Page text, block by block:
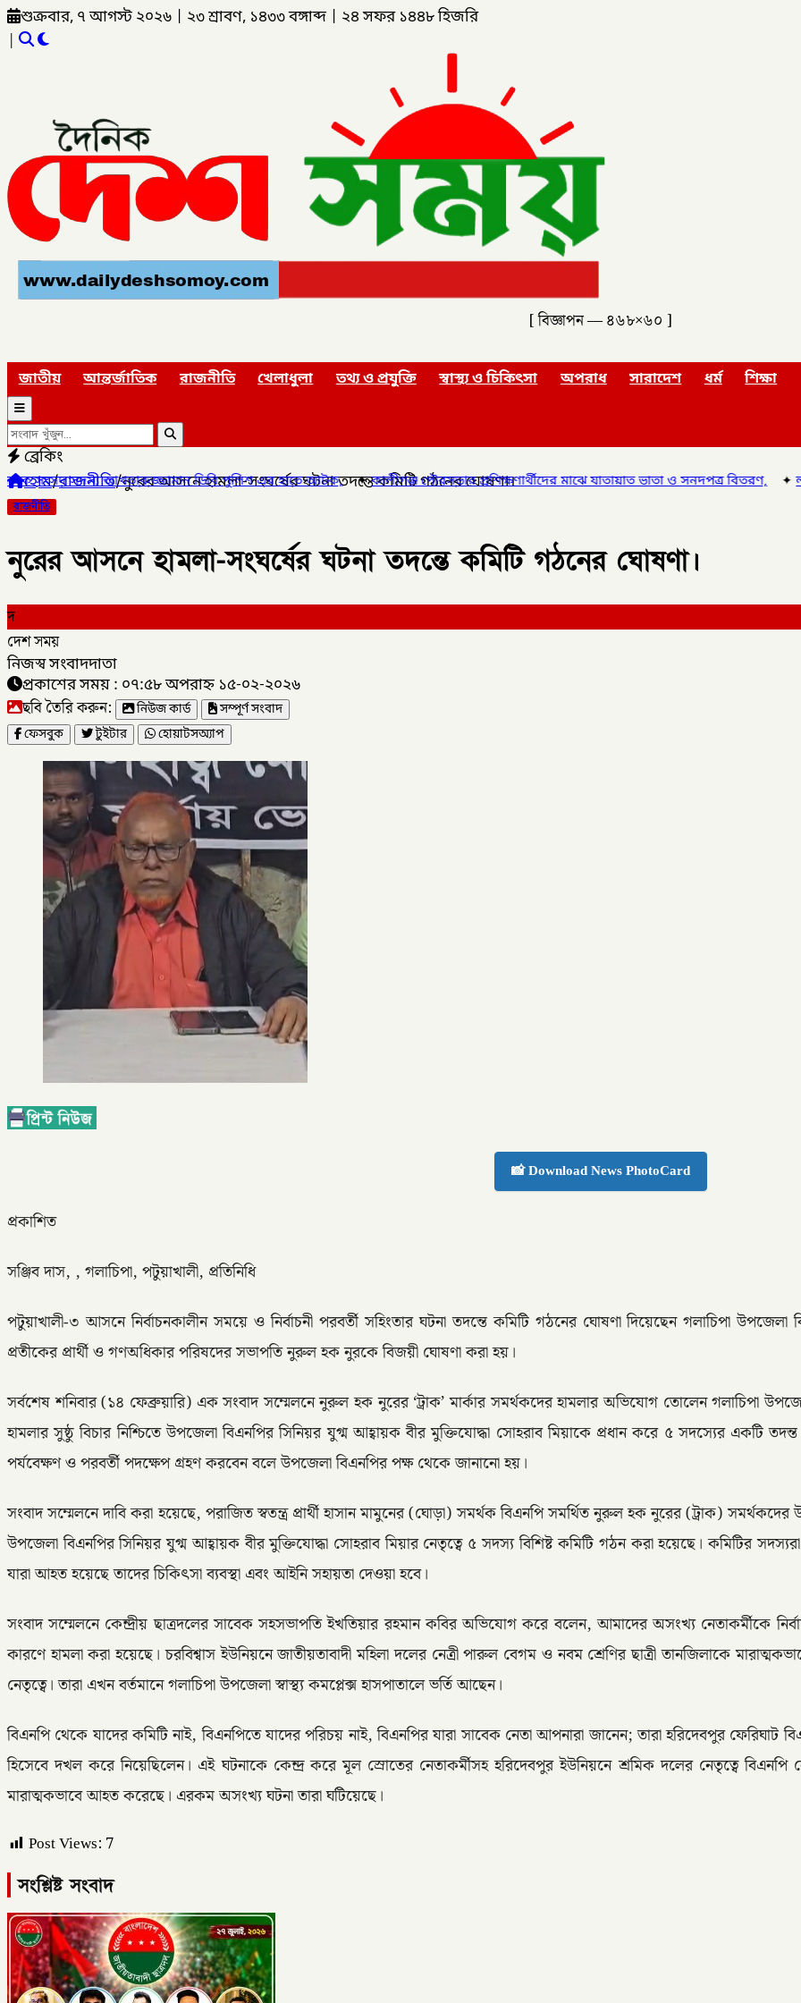
শুক্রবার, ৭ আগস্ট ২০২৬ ২৩ শ্রাবণ, ১৪৩৩ বঙ্গাব্দ ২৪ সফর ১৪৪৮ হিজরি
|
[ বিজ্ঞাপন — ৪৬৮×৬০ ]
জাতীয় আন্তর্জাতিক রাজনীতি খেলাধুলা তথ্য ও প্রযুক্তি স্বাস্থ্য ও চিকিৎসা অপরাধ সারাদেশ ধর্ম শিক্ষা
ব্রেকিং
ডিবি পুলিশ এর হাতে আটক,✦কালীগঞ্জ পৌরসভার প্রশিক্ষণার্থীদের মাঝে যাতায়াত ভাতা ও সনদপত্র বিতরণ,✦লালমনিরহাটে
হোম/রাজনীতি/নুরের আসনে হামলা-সংঘর্ষের ঘটনা তদন্তে কমিটি গঠনের ঘোষণা।
রাজনীতি
নুরের আসনে হামলা-সংঘর্ষের ঘটনা তদন্তে কমিটি গঠনের ঘোষণা।
দ
দেশ সময়
নিজস্ব সংবাদদাতা
প্রকাশের সময় : ০৭:৫৮ অপরাহ্ন ১৫-০২-২০২৬
ছবি তৈরি করুন: নিউজ কার্ড
সম্পূর্ণ সংবাদ
ফেসবুক
টুইটার হোয়াটসঅ্যাপ
📸 Download News PhotoCard
প্রকাশিত
সঞ্জিব দাস, , গলাচিপা, পটুয়াখালী, প্রতিনিধি
পটুয়াখালী-৩ আসনে নির্বাচনকালীন সময়ে ও নির্বাচনী পরবর্তী সহিংতার ঘটনা তদন্তে কমিটি গঠনের ঘোষণা দিয়েছেন গলাচিপা
প্রতীকের প্রার্থী ও গণঅধিকার পরিষদের সভাপতি নুরুল হক নুরকে বিজয়ী ঘোষণা করা হয়।
সর্বশেষ শনিবার (১৪ ফেব্রুয়ারি) এক সংবাদ সম্মেলনে নুরুল হক নুরের ‘ট্রাক’ মার্কার সমর্থকদের হামলার অভিযোগ তোলেন গলাচিপা
হামলার সুষ্ঠু বিচার নিশ্চিতে উপজেলা বিএনপির সিনিয়র যুগ্ম আহ্বায়ক বীর মুক্তিযোদ্ধা সোহরাব মিয়াকে প্রধান করে ৫ সদস্যের একটি
পর্যবেক্ষণ ও পরবর্তী পদক্ষেপ গ্রহণ করবেন বলে উপজেলা বিএনপির পক্ষ থেকে জানানো হয়।
সংবাদ সম্মেলনে দাবি করা হয়েছে, পরাজিত স্বতন্ত্র প্রার্থী হাসান মামুনের (ঘোড়া) সমর্থক বিএনপি সমর্থিত নুরুল হক নুরের (ট্রাক) সমর্থকদের
উপজেলা বিএনপির সিনিয়র যুগ্ম আহ্বায়ক বীর মুক্তিযোদ্ধা সোহরাব মিয়ার নেতৃত্বে ৫ সদস্য বিশিষ্ট কমিটি গঠন করা হয়েছে। কমিটির
যারা আহত হয়েছে তাদের চিকিৎসা ব্যবস্থা এবং আইনি সহায়তা দেওয়া হবে।
সংবাদ সম্মেলনে কেন্দ্রীয় ছাত্রদলের সাবেক সহসভাপতি ইখতিয়ার রহমান কবির অভিযোগ করে বলেন, আমাদের অসংখ্য নেতাকর্মীকে
কারণে হামলা করা হয়েছে। চরবিশ্বাস ইউনিয়নে জাতীয়তাবাদী মহিলা দলের নেত্রী পারুল বেগম ও নবম শ্রেণির ছাত্রী তানজিলাকে
নেতৃত্বে। তারা এখন বর্তমানে গলাচিপা উপজেলা স্বাস্থ্য কমপ্লেক্স হাসপাতালে ভর্তি আছেন।
বিএনপি থেকে যাদের কমিটি নাই, বিএনপিতে যাদের পরিচয় নাই, বিএনপির যারা সাবেক নেতা আপনারা জানেন; তারা হরিদেবপুর ফেরিঘাট
হিসেবে দখল করে নিয়েছিলেন। এই ঘটনাকে কেন্দ্র করে মূল স্রোতের নেতাকর্মীসহ হরিদেবপুর ইউনিয়নে শ্রমিক দলের নেতৃত্বে বিএনপি
মারাত্মকভাবে আহত করেছে। এরকম অসংখ্য ঘটনা তারা ঘটিয়েছে।
Post Views: 7
সংশ্লিষ্ট সংবাদ